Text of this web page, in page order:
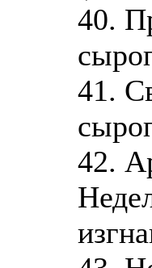
40.
41.
42.